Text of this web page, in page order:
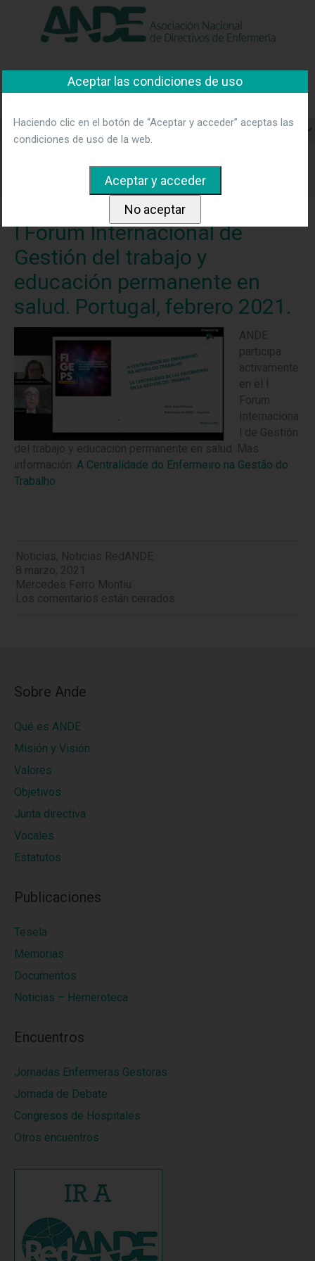
"Ver política"
Asociación Nacional de
Directivos de Enfermería
trabajo y educación permanente en salud. Portugal, febrero
2021.
I Forum Internacional de
Gestión del trabajo y
educación permanente en
salud. Portugal, febrero 2021.
ANDE
participa
activamente
en el I
Forum
Internaciona
l de Gestión
del trabajo y educación permanente en salud. Mas
información: A Centralidade do Enfermeiro na Gestão do
Trabalho
Noticias, Noticias RedANDE
8 marzo, 2021
Mercedes Ferro Montiu
Los comentarios están cerrados.
Sobre Ande
Qué es ANDE
Misión y Visión
Valores
Objetivos
Junta directiva
Vocales
Estatutos
Publicaciones
Tesela
Memorias
Documentos
Noticias – Hemeroteca
Encuentros
Jornadas Enfermeras Gestoras
Jornada de Debate
Congresos de Hospitales
Otros encuentros
Aceptar las condiciones de uso
Haciendo clic en el botón de “Aceptar y acceder” aceptas las
condiciones de uso de la web.